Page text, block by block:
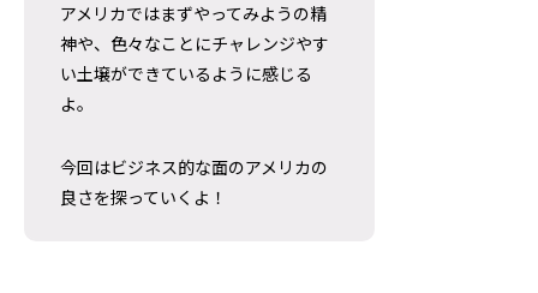
日清カップヌードルはなぜ世界で売れる
のか｜アラスカで見た日清食品の世界展
開のすごさ
2026.06.30
アメリカではまずやってみようの精
神や、色々なことにチャレンジやす
い土壌ができているように感じる
よ。
今回はビジネス的な面のアメリカの
良さを探っていくよ！